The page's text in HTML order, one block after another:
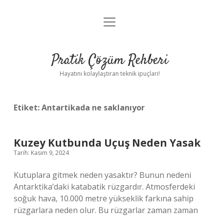
Anasayfa
Yasal Uyarı
menüyü
Pratik Çözüm Rehberi
Hayatını kolaylaştıran teknik ipuçları!
Etiket:Antartikada ne saklanıyor
Kuzey Kutbunda Uçuş Neden Yasak
Tarih: Kasım 9, 2024
Kutuplara gitmek neden yasaktır? Bunun nedeni
Antarktika’daki katabatik rüzgardır. Atmosferdeki
soğuk hava, 10.000 metre yükseklik farkına sahip
rüzgarlara neden olur. Bu rüzgarlar zaman zaman